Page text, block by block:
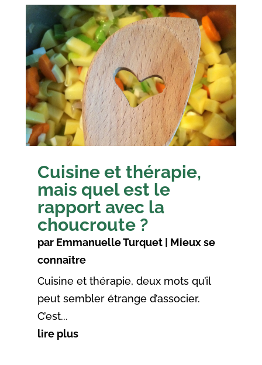
Cuisine et thérapie,
mais quel est le
rapport avec la
choucroute ?
par Emmanuelle Turquet| Mieux se
connaître
Cuisine et thérapie, deux mots qu’il
peut sembler étrange d’associer.
C’est...
lire plus